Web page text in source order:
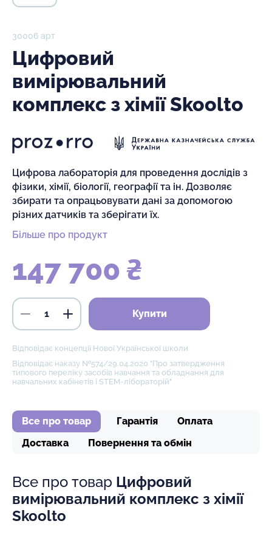
30006 арт
Цифровий
вимірювальний
комплекс з хімії Skoolto
Цифрова лабораторія для проведення дослідів з
фізики, хімії, біології, географії та ін. Дозволяє
збирати та опрацьовувати дані за допомогою
різних датчиків та зберігати їх.
Більше про продукт
147 700 ₴
Купити
Відповідає концепції Нової Української школи
Відповідає наказу №574/29.04.2020 "Про затвердження
типового переліку засобів навчання та обладнання для
навчальних кабінетів і STEM-лібораторій"
Все про товар Гарантія
Оплата
Доставка
Повернення та обмін
Все про товар Цифровий
вимірювальний комплекс з хімії
Skoolto